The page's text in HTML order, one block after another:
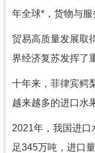
年全球*，货物与服
贸易高质量发展取
界经济复苏发挥了
十年来，菲律宾鳄
越来越多的进口水
2021年，我国进口
足345万吨，进口